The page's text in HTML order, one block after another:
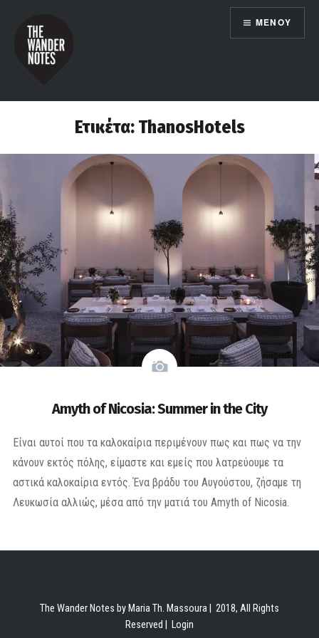
περιεχόμενο
the wander notes
ΜΕΝΟΎ
Ετικέτα: ThanosHotels
Amyth of Nicosia: Summer in the City
Είναι αυτοί που τα καλοκαίρια περιμένουν πως και πως να την
κάνουν εκτός πόλης, είμαστε και εμείς που λατρεύουμε τα
αστικά καλοκαίρια εντός. Ένα βράδυ του Αυγούστου, ζήσαμε τη
Λευκωσία αλλιώς, μέσα από την ματιά του Amyth of Nicosia.
The Wander Notes by Maria Th. Massoura | 2018, All Rights
Reserved |
Login